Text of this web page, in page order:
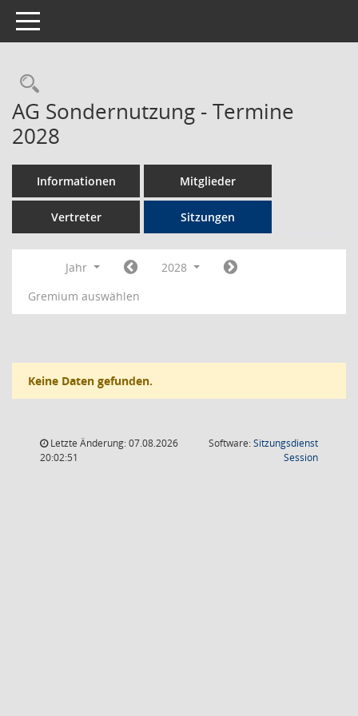
Toggle navigation
Rechercheauswahl
AG Sondernutzung - Termine
2028
Informationen Mitglieder
Vertreter Sitzungen
Jahr
2028
Gremium auswählen
Keine Daten gefunden.
Letzte Änderung: 07.08.2026
20:02:51
Software:Sitzungsdienst
Session(Wird in